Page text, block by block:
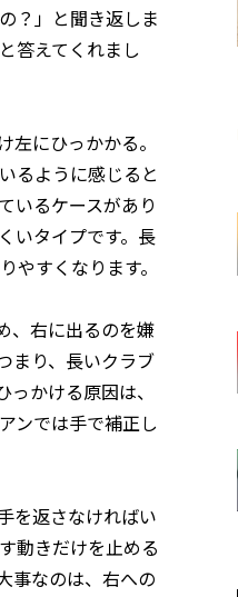
？」と聞き返しま
答えてくれまし
にひっかかる。
るように感じると
いるケースがあり
いタイプです。長
すくなります。
、右に出るのを嫌
まり、長いクラブ
かける原因は、
ンでは手で補正し
を返さなければい
動きだけを止める
事なのは、右への